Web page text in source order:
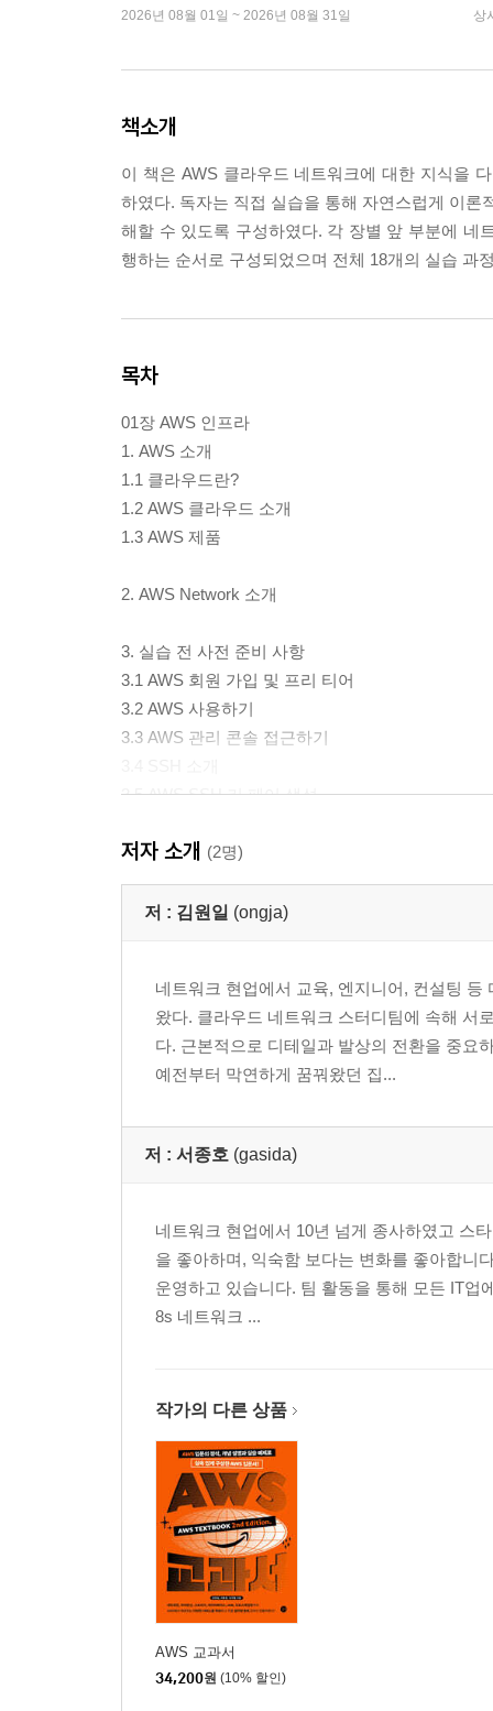
2026년 08월 01일 ~ 2026년 08월 31일 상
책소개
이 책은 AWS 클라우드 네트워크에 대한 지식을
하였다. 독자는 직접 실습을 통해 자연스럽게 이
해할 수 있도록 구성하였다. 각 장별 앞 부분에 네
행하는 순서로 구성되었으며 전체 18개의 실습 과
목차
01장 AWS 인프라
1. AWS 소개
1.1 클라우드란?
1.2 AWS 클라우드 소개
1.3 AWS 제품
2. AWS Network 소개
3. 실습 전 사전 준비 사항
3.1 AWS 회원 가입 및 프리 티어
3.2 AWS 사용하기
3.3 AWS 관리 콘솔 접근하기
3.5 AWS SSH 키 페어 생성
4. [실습 1-1] EC2 배포 및 사용
AWS 관리 콘솔에서 EC2 인스턴스 배포
EC2 인스턴스 삭제
5. [실습 1-2] CloudFormation 스택 생성 및 삭제
CloudFormation 소개
1. VPC
1.1 VPC란?
1.2 VPC 특징
2.3 TCP와 UDP 그리고 포트 번호
2.4 DHCP
2.5 DNS
2.6 라우팅
3. VPC 리소스 소개
3.1 서브넷
3.2 가상 라우터와 라우팅 테이블
3.3 인터넷 게이트웨이
3.4 NAT 게이트웨이
저자 소개 (2명)
저 : 김원일 (ongja)
네트워크 현업에서 교육, 엔지니어, 컨설팅
왔다. 클라우드 네트워크 스터디팀에 속해 서
다. 근본적으로 디테일과 발상의 전환을 중요
예전부터 막연하게 꿈꿔왔던 집...
저 : 서종호 (gasida)
네트워크 현업에서 10년 넘게 종사하였고 스
을 좋아하며, 익숙함 보다는 변화를 좋아합니
운영하고 있습니다. 팀 활동을 통해 모든 IT업
8s 네트워크 ...
작가의 다른 상품
AWS 교과서
34,200원 (10% 할인)